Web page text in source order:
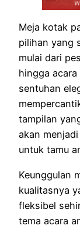
Meja kotak
pilihan yang
mulai dari
hingga
sentuhan
tampilan
akan
untuk tamu
Keunggulan
kualitasnya
fleksibel
tema acara